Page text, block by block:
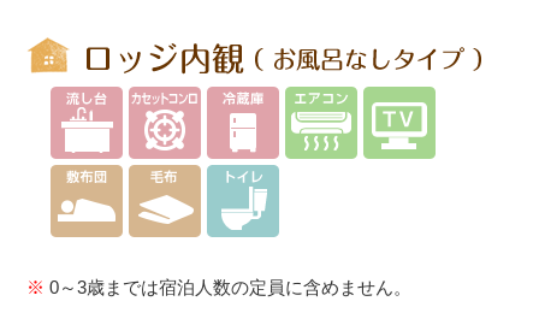
※ 0～3歳までは宿泊人数の定員に含めません。